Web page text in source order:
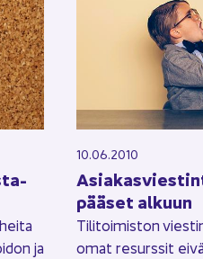
ja
10.06.2010
pää­set al­kuun
Ti­li­toi­mis­ton
omat re­surs­sit